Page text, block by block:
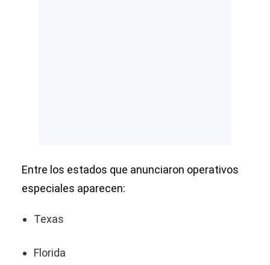
Entre los estados que anunciaron operativos
especiales aparecen:
Texas
Florida